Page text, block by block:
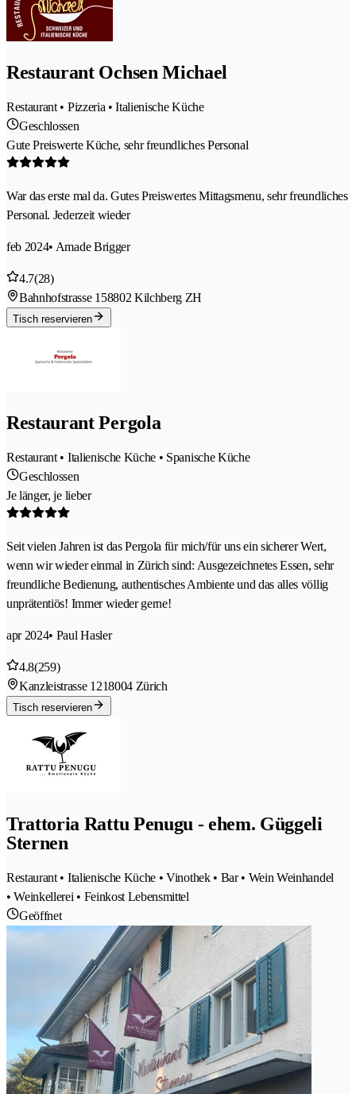
Restaurant Ochsen Michael
Restaurant • Pizzeria • Italienische Küche
Geschlossen
Gute Preiswerte Küche, sehr freundliches Personal
War das erste mal da. Gutes Preiswertes Mittagsmenu, sehr freundliches
Personal. Jederzeit wieder
feb 2024• Amade Brigger
4.7(28)
Bahnhofstrasse 158802 Kilchberg ZH
Tisch reservieren
Restaurant Pergola
Restaurant • Italienische Küche • Spanische Küche
Geschlossen
Je länger, je lieber
Seit vielen Jahren ist das Pergola für mich/für uns ein sicherer Wert,
wenn wir wieder einmal in Zürich sind: Ausgezeichnetes Essen, sehr
freundliche Bedienung, authentisches Ambiente und das alles völlig
unprätentiös! Immer wieder gerne!
apr 2024• Paul Hasler
4.8(259)
Kanzleistrasse 1218004 Zürich
Tisch reservieren
Trattoria Rattu Penugu - ehem. Güggeli
Sternen
Restaurant • Italienische Küche • Vinothek • Bar • Wein Weinhandel
• Weinkellerei • Feinkost Lebensmittel
Geöffnet